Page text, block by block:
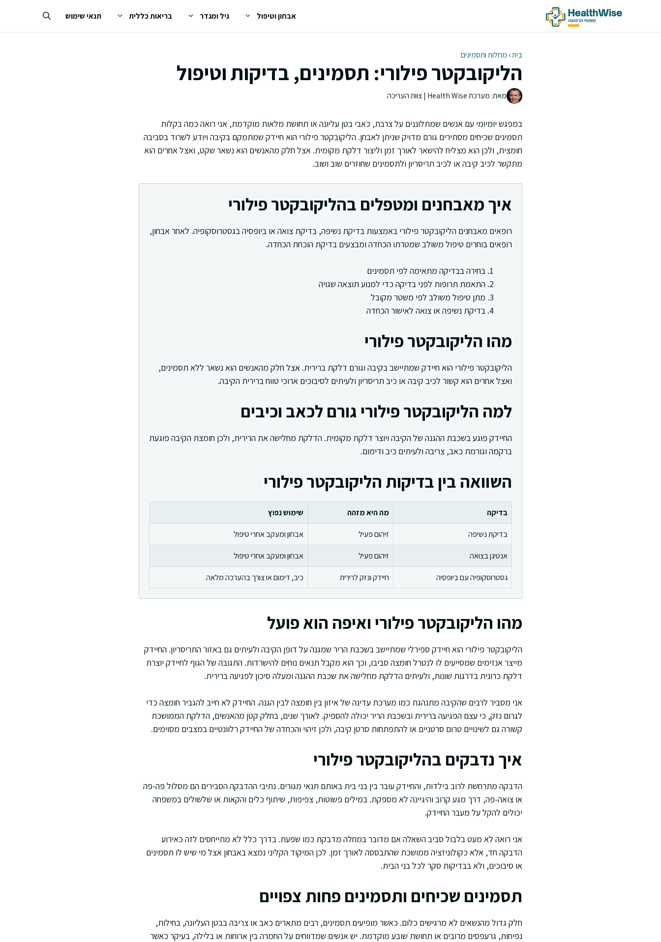
אבחון וטיפול גיל ומגדר בריאות כללית תנאי שימוש
בית› מחלות ותסמינים
הליקובקטר פילורי: תסמינים, בדיקות וטיפול
מאת: מערכת Health Wise | צוות העריכה
במפגש יומיומי עם אנשים שמתלוננים על צרבת, כאבי בטן עליונה או תחושת מלאות מוקדמת, אני רואה כמה בקלות
תסמינים שכיחים מסתירים גורם מדויק שניתן לאבחן. הליקובקטר פילורי הוא חיידק שמתמקם בקיבה ויודע לשרוד בסביבה
חומצית, ולכן הוא מצליח להישאר לאורך זמן וליצור דלקת מקומית. אצל חלק מהאנשים הוא נשאר שקט, ואצל אחרים הוא
מתקשר לכיב קיבה או לכיב תריסריון ולתסמינים שחוזרים שוב ושוב.
איך מאבחנים ומטפלים בהליקובקטר פילורי
רופאים מאבחנים הליקובקטר פילורי באמצעות בדיקת נשיפה, בדיקת צואה או ביופסיה בגסטרוסקופיה. לאחר אבחון,
רופאים בוחרים טיפול משולב שמטרתו הכחדה ומבצעים בדיקת הוכחת הכחדה.
בחירה בבדיקה מתאימה לפי תסמינים
התאמת תרופות לפני בדיקה כדי למנוע תוצאה שגויה
מתן טיפול משולב לפי משטר מקובל
בדיקת נשיפה או צואה לאישור הכחדה
מהו הליקובקטר פילורי
הליקובקטר פילורי הוא חיידק שמתיישב בקיבה וגורם דלקת ברירית. אצל חלק מהאנשים הוא נשאר ללא תסמינים,
ואצל אחרים הוא קשור לכיב קיבה או כיב תריסריון ולעיתים לסיבוכים ארוכי טווח ברירית הקיבה.
למה הליקובקטר פילורי גורם לכאב וכיבים
החיידק פוגע בשכבת ההגנה של הקיבה ויוצר דלקת מקומית. הדלקת מחלישה את הרירית, ולכן חומצת הקיבה פוגעת
ברקמה וגורמת כאב, צריבה ולעיתים כיב ודימום.
השוואה בין בדיקות הליקובקטר פילורי
בדיקה מה היא מזהה
שימוש נפוץ
בדיקת נשיפה
זיהום פעיל
אבחון ומעקב אחרי טיפול
אנטיגן בצואה
זיהום פעיל
אבחון ומעקב אחרי טיפול
גסטרוסקופיה עם ביופסיה
חיידק ונזק לרירית כיב, דימום או צורך בהערכה מלאה
מהו הליקובקטר פילורי ואיפה הוא פועל
הליקובקטר פילורי הוא חיידק ספירלי שמתיישב בשכבת הריר שמגנה על דופן הקיבה ולעיתים גם באזור התריסריון. החיידק
מייצר אנזימים שמסייעים לו לנטרל חומצה סביבו, וכך הוא מקבל תנאים נוחים להישרדות. התגובה של הגוף לחיידק יוצרת
דלקת כרונית בדרגות שונות, ולעיתים הדלקת מחלישה את שכבת ההגנה ומעלה סיכון לפגיעה ברירית.
אני מסביר לרבים שהקיבה מתנהגת כמו מערכת עדינה של איזון בין חומצה לבין הגנה. החיידק לא חייב להגביר חומצה כדי
לגרום נזק, כי עצם הפגיעה ברירית ובשכבת הריר יכולה להספיק. לאורך שנים, בחלק קטן מהאנשים, הדלקת הממושכת
קשורה גם לשינויים טרום סרטניים או להתפתחות סרטן קיבה, ולכן זיהוי והכחדה של החיידק רלוונטיים במצבים מסוימים.
איך נדבקים בהליקובקטר פילורי
הדבקה מתרחשת לרוב בילדות, והחיידק עובר בין בני בית באותם תנאי מגורים. נתיבי ההדבקה הסבירים הם מסלול פה-פה
או צואה-פה, דרך מגע קרוב והיגיינה לא מספקת. במילים פשוטות, צפיפות, שיתוף כלים והקאות או שלשולים במשפחה
יכולים להקל על מעבר החיידק.
אני רואה לא מעט בלבול סביב השאלה אם מדובר במחלה מדבקת כמו שפעת. בדרך כלל לא מתייחסים לזה כאירוע
הדבקה חד, אלא כקולוניזציה ממושכת שהתבססה לאורך זמן. לכן המיקוד הקליני נמצא באבחון אצל מי שיש לו תסמינים
או סיבוכים, ולא בבדיקות סקר לכל בני הבית.
תסמינים שכיחים ותסמינים פחות צפויים
חלק גדול מהנשאים לא מרגישים כלום. כאשר מופיעים תסמינים, רבים מתארים כאב או צריבה בבטן העליונה, בחילות,
נפיחות, גרעפסים מרובים או תחושת שובע מוקדמת. יש אנשים שמדווחים על החמרה בין ארוחות או בלילה, בעיקר כאשר